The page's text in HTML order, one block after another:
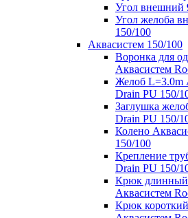
Угол внешний
Угол желоба
150/100
Аквасистем 150/100
Воронка для
Аквасистем
Желоб L=3.0m
Drain PU 150/
Заглушка
Drain PU 150/
Колено
150/100
Крепление
Drain PU 150/
Крюк
Аквасистем
Крюк